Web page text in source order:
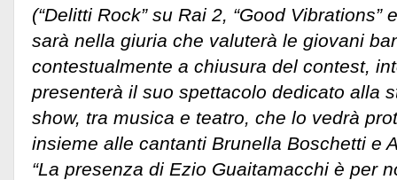
(“Delitti Rock” su Rai 2, “Good Vibrations”
sarà nella giuria che valuterà le giovani
contestualmente a chiusura del contest,
presenterà il suo spettacolo dedicato alla
show, tra musica e teatro, che lo vedrà
insieme alle cantanti Brunella Boschetti e
“La presenza di Ezio Guaitamacchi è per